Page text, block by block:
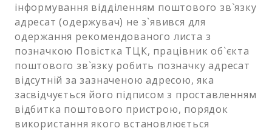
інформування відділенням поштового зв`язку
адресат (одержувач) не з`явився для
одержання рекомендованого листа з
позначкою Повістка ТЦК, працівник об`єкта
поштового зв`язку робить позначку адресат
відсутній за зазначеною адресою, яка
засвідчується його підписом з проставленням
відбитка поштового пристрою, порядок
використання якого встановлюється